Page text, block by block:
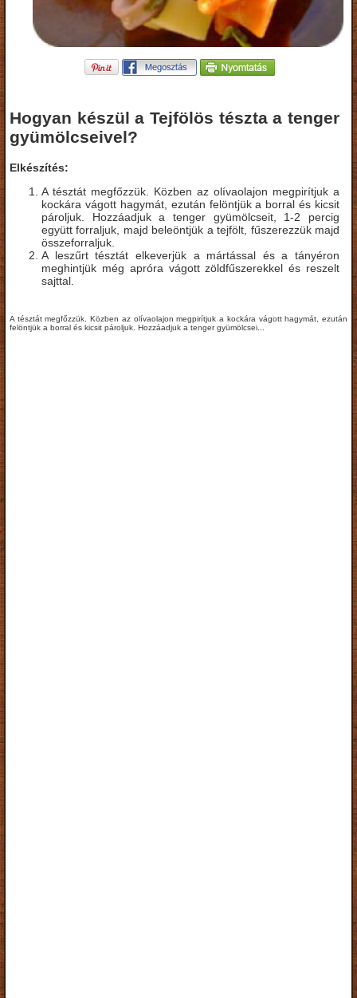
Hogyan készül a Tejfölös tészta a tenger
gyümölcseivel?
Elkészítés:
A tésztát megfőzzük. Közben az olívaolajon megpirítjuk a
kockára vágott hagymát, ezután felöntjük a borral és kicsit
pároljuk. Hozzáadjuk a tenger gyümölcseit, 1-2 percig
együtt forraljuk, majd beleöntjük a tejfölt, fűszerezzük majd
összeforraljuk.
A leszűrt tésztát elkeverjük a mártással és a tányéron
meghintjük még apróra vágott zöldfűszerekkel és reszelt
sajttal.
A tésztát megfőzzük. Közben az olívaolajon megpirítjuk a kockára vágott hagymát, ezután
felöntjük a borral és kicsit pároljuk. Hozzáadjuk a tenger gyümölcsei...